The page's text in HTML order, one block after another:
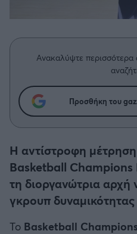
Δημήτρης Τσορμπατζόγλου
Βόλος
Ατρόμητος Αθηνών
Κηφισιά
Αστέρας Τρίπολης
Μια Ιστορία από την Πόλη
Κύπελλο Ελλάδας
Μπάσκετ: Γερμανία
Μπάσκετ: Ιταλία
ABA LIGA
NCAA
Μπάσκετ: Ισραήλ
Ανακαλύψτε
Προσθήκη του
Η αντίστροφη
Basketball Champions
τη διοργανώτρια αρχή
γκρουπ
Το Basketball